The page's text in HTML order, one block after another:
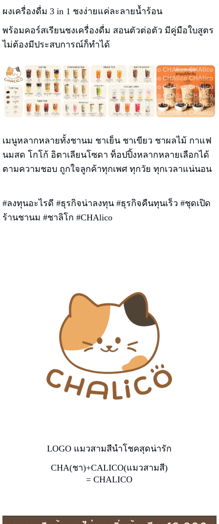
ผงเครื่องดื่ม 3 in 1 ชงง่ายแค่ละลายน้ำร้อน
พร้อมคอร์สเรียนชงเครื่องดื่ม สอนตัวต่อตัว มีคู่มือใบสูตร
ไม่ต้องมีประสบการณ์ก็ทำได้
เมนูหลากหลายทั้งชานม ชาเย็น ชาเขียว ชาผลไม้ กาแฟ
นมสด โกโก้ อิตาเลียนโซดา ท็อปปิ้งหลากหลายเลือกได้
ตามความชอบ ถูกใจลูกค้าทุกเพศ ทุกวัย ทุกเวลาแน่นอน
#ลงทุนอะไรดี #ธุรกิจน่าลงทุน #ธุรกิจคืนทุนเร็ว #ชุดเปิด
ร้านชานม #ชาลิโก #CHAlico
LOGO แมวสามสีนำโชคสุดน่ารัก
CHA(ชา)+CALICO(แมวสามสี)
= CHALICO